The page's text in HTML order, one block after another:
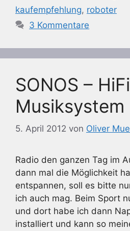
kaufempfehlung, roboter
3 Kommentare
SONOS – HiFi
Musiksystem
5. April 2012 von Oliver
Radio den ganzen Tag im
dann mal die Möglichkeit
entspannen, soll es bitte
ich auch mag. Beim Sport
und dort habe ich dann
installiert und kann so